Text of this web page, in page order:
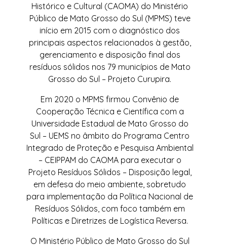
Histórico e Cultural (CAOMA) do Ministério
Público de Mato Grosso do Sul (MPMS) teve
início em 2015 com o diagnóstico dos
principais aspectos relacionados à gestão,
gerenciamento e disposição final dos
resíduos sólidos nos 79 municípios de Mato
Grosso do Sul – Projeto Curupira.
Em 2020 o MPMS firmou Convênio de
Cooperação Técnica e Científica com a
Universidade Estadual de Mato Grosso do
Sul – UEMS no âmbito do Programa Centro
Integrado de Proteção e Pesquisa Ambiental
– CEIPPAM do CAOMA para executar o
Projeto Resíduos Sólidos – Disposição legal,
em defesa do meio ambiente, sobretudo
para implementação da Política Nacional de
Resíduos Sólidos, com foco também em
Políticas e Diretrizes de Logística Reversa.
O Ministério Público de Mato Grosso do Sul